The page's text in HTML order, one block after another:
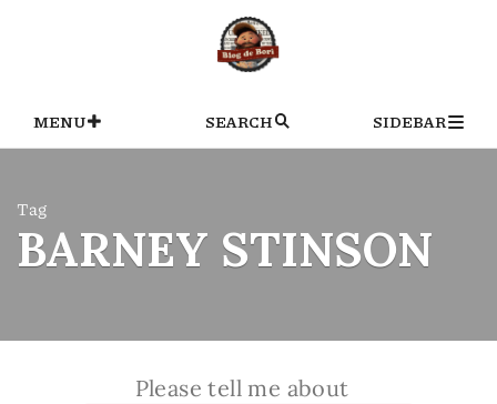
MENU SEARCH SIDEBAR
Tag
BARNEY STINSON
Please tell me about